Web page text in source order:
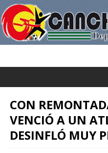
CON
VENCIÓ A UN
DESINFLÓ MUY